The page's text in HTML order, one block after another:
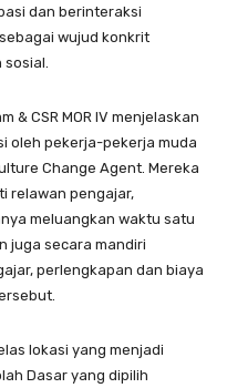
dan berinteraksi
wujud konkrit
sosial.
& CSR MOR IV menjelaskan
oleh pekerja-pekerja muda
Change Agent. Mereka
relawan pengajar,
meluangkan waktu satu
juga secara mandiri
perlengkapan dan biaya
lokasi yang menjadi
Dasar yang dipilih